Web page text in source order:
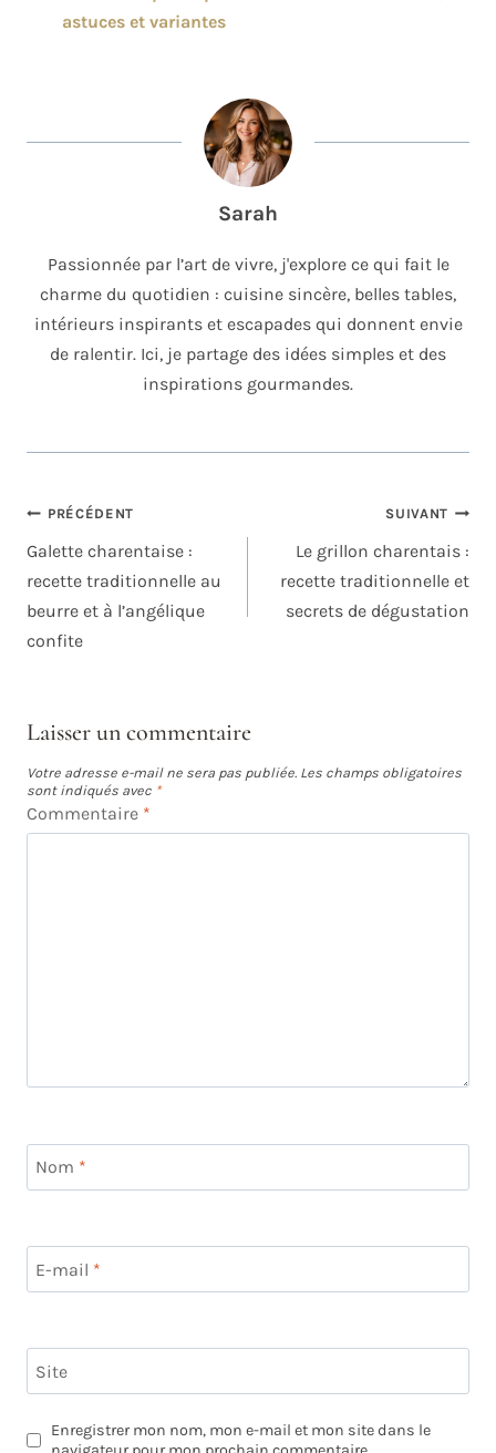
astuces et variantes
Sarah
Passionnée par l’art de vivre, j'explore ce qui fait le
charme du quotidien : cuisine sincère, belles tables,
intérieurs inspirants et escapades qui donnent envie
de ralentir. Ici, je partage des idées simples et des
inspirations gourmandes.
NAVIGATION
DE
L’ARTICLE
PRÉCÉDENT
Galette charentaise :
recette traditionnelle au
beurre et à l’angélique
confite
SUIVANT
Le grillon charentais :
recette traditionnelle et
secrets de dégustation
Laisser un commentaire
Votre adresse e-mail ne sera pas publiée. Les champs obligatoires
sont indiqués avec *
Commentaire *
Nom *
E-mail *
Site
Enregistrer mon nom, mon e-mail et mon site dans le